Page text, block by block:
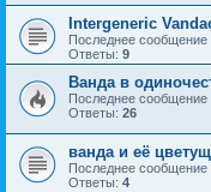
Intergeneric
Последнее сообщение
Ответы: 9
Ванда в
Последнее сообщение
Ответы: 26
ванда и её
Последнее сообщение
Ответы: 4